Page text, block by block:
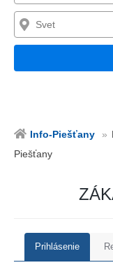
Info-Piešťany
Piešťany
Prihlásenie